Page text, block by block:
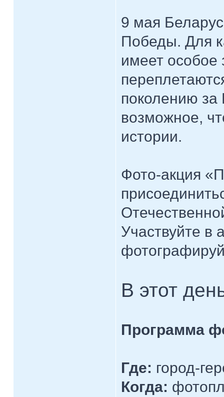
9 мая
Победы. Для
имеет особое
поколению за
возможное,
истории.
Фото-акция
Участвуйте в
В этот
Программа
Где: город-
Когда: